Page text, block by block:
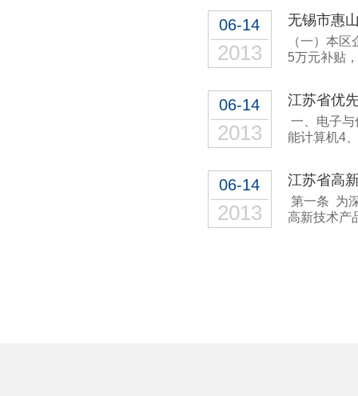
06-14
2013
无锡市惠
（一）本
5万元补贴
06-14
2013
江苏省优
一、电子
能计算机4
06-14
2013
江苏省高
第一条为
高新技术产